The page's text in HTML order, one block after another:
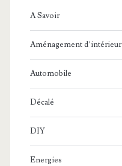
A Savoir
Aménagement d’intérieur
Automobile
Décalé
DIY
Energies